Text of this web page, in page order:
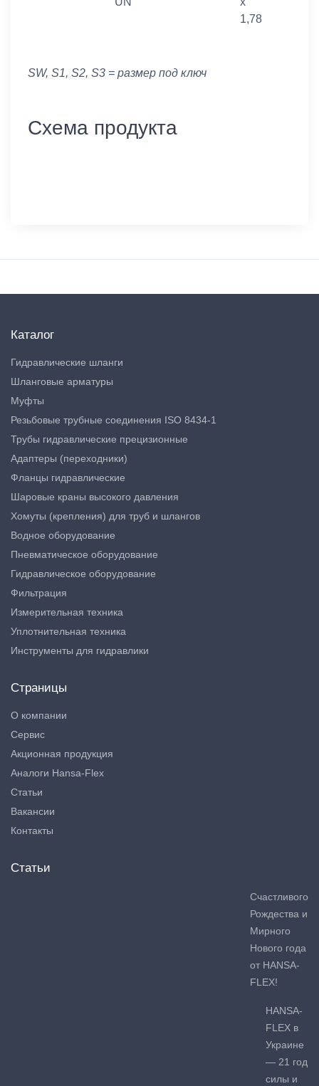
1,78
SW, S1, S2, S3 = размер под ключ
Схема продукта
Каталог
Гидравлические шланги
Шланговые арматуры
Муфты
Резьбовые трубные соединения ISO 8434-1
Трубы гидравлические прецизионные
Адаптеры (переходники)
Фланцы гидравлические
Шаровые краны высокого давления
Хомуты (крепления) для труб и шлангов
Водное оборудование
Пневматическое оборудование
Гидравлическое оборудование
Фильтрация
Измерительная техника
Уплотнительная техника
Инструменты для гидравлики
Страницы
О компании
Сервис
Акционная продукция
Аналоги Hansa-Flex
Статьи
Вакансии
Контакты
Статьи
Счастливого
Рождества и
Мирного
Нового года
от HANSA-
FLEX!
HANSA-
FLEX в
Украине
— 21 год
силы и